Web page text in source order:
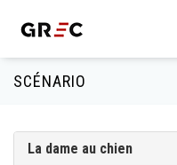
SCÉNARIO
La dame au chien